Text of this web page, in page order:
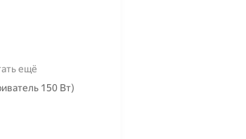
ещё
150 Вт)